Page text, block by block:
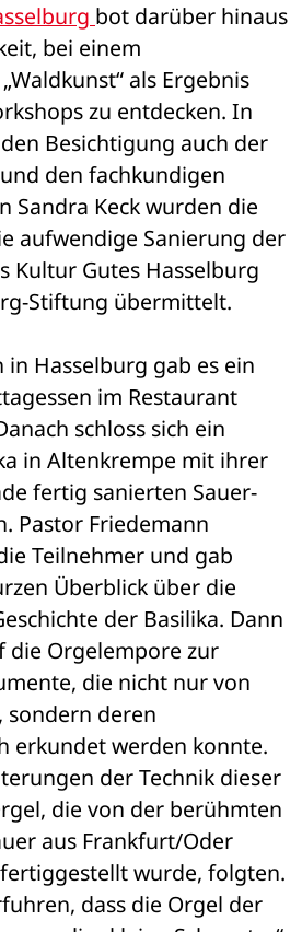
bot darüber hinaus
bei einem
als Ergebnis
zu entdecken. In
Besichtigung auch der
den fachkundigen
Sandra Keck wurden die
aufwendige Sanierung der
Kultur Gutes Hasselburg
Stiftung übermittelt.
in Hasselburg gab es ein
im Restaurant
schloss sich ein
in Altenkrempe mit ihrer
fertig sanierten Sauer-
Pastor Friedemann
Teilnehmer und gab
Überblick über die
der Basilika. Dann
die Orgelempore zur
die nicht nur von
sondern deren
erkundet werden konnte.
der Technik dieser
die von der berühmten
aus Frankfurt/Oder
wurde, folgten.
dass die Orgel der